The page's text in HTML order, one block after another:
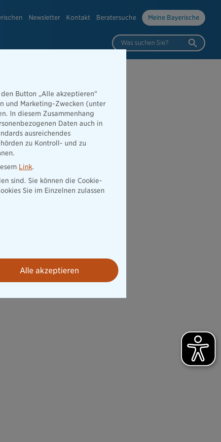
Newsletter Kontakt Beratersuche Meine Bayerische
Was suchen Sie?
"Meine
Button „Alle akzeptieren"
und Marketing-Zwecken (unter
In diesem Zusammenhang
Daten auch in
ausreichendes
zu Kontroll- und zu
Link.
sind. Sie können die Cookie-
Sie im Einzelnen zulassen
Alle akzeptieren